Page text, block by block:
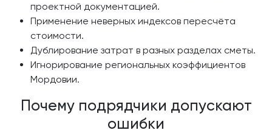
проектной документацией.
Применение неверных индексов пересчёта
стоимости.
Дублирование затрат в разных разделах сметы.
Игнорирование региональных коэффициентов
Мордовии.
Почему подрядчики допускают
ошибки